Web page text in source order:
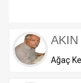
AKIN
Ağaç